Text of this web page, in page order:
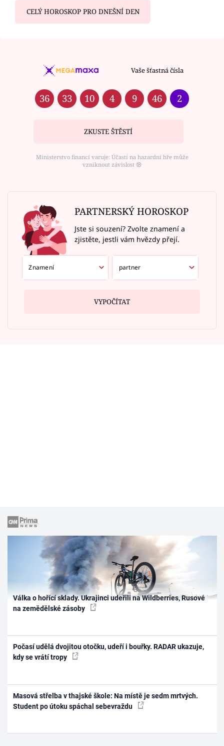
CELÝ HOROSKOP PRO DNEŠNÍ DEN
Vaše šťastná čísla
36 33 10 4 9 46 2
ZKUSTE ŠTĚSTÍ
Ministerstvo financí varuje: Účastí na hazardní hře může
vzniknout závislost ⑱
PARTNERSKÝ HOROSKOP
Jste si souzení? Zvolte znamení a
zjistěte, jestli vám hvězdy přejí.
VYPOČÍTAT
Válka o hořící sklady. Ukrajinci udeřili na Wildberries, Rusové
na zemědělské zásoby
Počasí udělá dvojitou otočku, udeří i bouřky. RADAR ukazuje,
kdy se vrátí tropy
Masová střelba v thajské škole: Na místě je sedm mrtvých.
Student po útoku spáchal sebevraždu